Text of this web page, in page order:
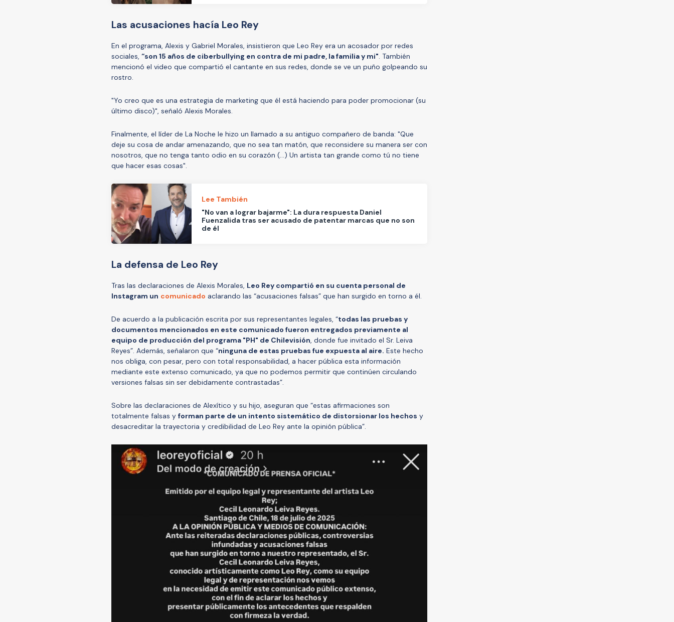
Las acusaciones hacía Leo Rey
En el programa, Alexis y Gabriel Morales, insistieron que Leo Rey era un acosador por redes
sociales, “son 15 años de ciberbullying en contra de mi padre, la familia y mi". También
mencionó el video que compartió el cantante en sus redes, donde se ve un puño golpeando su
rostro.
"Yo creo que es una estrategia de marketing que él está haciendo para poder promocionar (su
último disco)", señaló Alexis Morales.
Finalmente, el líder de La Noche le hizo un llamado a su antiguo compañero de banda: "Que
deje su cosa de andar amenazando, que no sea tan matón, que reconsidere su manera ser con
nosotros, que no tenga tanto odio en su corazón (...) Un artista tan grande como tú no tiene
que hacer esas cosas".
Lee También
"No van a lograr bajarme": La dura respuesta Daniel
Fuenzalida tras ser acusado de patentar marcas que no son
de él
La defensa de Leo Rey
Tras las declaraciones de Alexis Morales, Leo Rey compartió en su cuenta personal de
Instagram un comunicado aclarando las “acusaciones falsas” que han surgido en torno a él.
De acuerdo a la publicación escrita por sus representantes legales, “todas las pruebas y
documentos mencionados en este comunicado fueron entregados previamente al
equipo de producción del programa "PH" de Chilevisión, donde fue invitado el Sr. Leiva
Reyes”. Además, señalaron que “ninguna de estas pruebas fue expuesta al aire. Este hecho
nos obliga, con pesar, pero con total responsabilidad, a hacer pública esta información
mediante este extenso comunicado, ya que no podemos permitir que continúen circulando
versiones falsas sin ser debidamente contrastadas”.
Sobre las declaraciones de Alexítico y su hijo, aseguran que “estas afirmaciones son
totalmente falsas y forman parte de un intento sistemático de distorsionar los hechos y
desacreditar la trayectoria y credibilidad de Leo Rey ante la opinión pública”.